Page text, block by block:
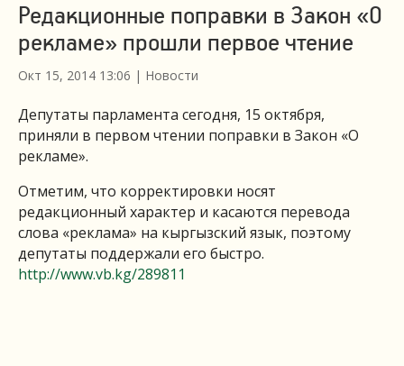
Редакционные поправки в Закон «О
рекламе» прошли первое чтение
Окт 15, 2014 13:06 | Новости
Депутаты парламента сегодня, 15 октября,
приняли в первом чтении поправки в Закон «О
рекламе».
Отметим, что корректировки носят
редакционный характер и касаются перевода
слова «реклама» на кыргызский язык, поэтому
депутаты поддержали его быстро.
http://www.vb.kg/289811